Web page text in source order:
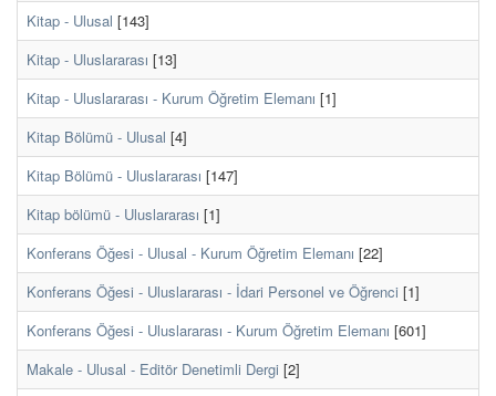
Kitap - Ulusal [143]
Kitap - Uluslararası [13]
Kitap - Uluslararası - Kurum Öğretim Elemanı [1]
Kitap Bölümü - Ulusal [4]
Kitap Bölümü - Uluslararası [147]
Kitap bölümü - Uluslararası [1]
Konferans Öğesi - Ulusal - Kurum Öğretim Elemanı [22]
Konferans Öğesi - Uluslararası - İdari Personel ve Öğrenci [1]
Konferans Öğesi - Uluslararası - Kurum Öğretim Elemanı [601]
Makale - Ulusal - Editör Denetimli Dergi [2]